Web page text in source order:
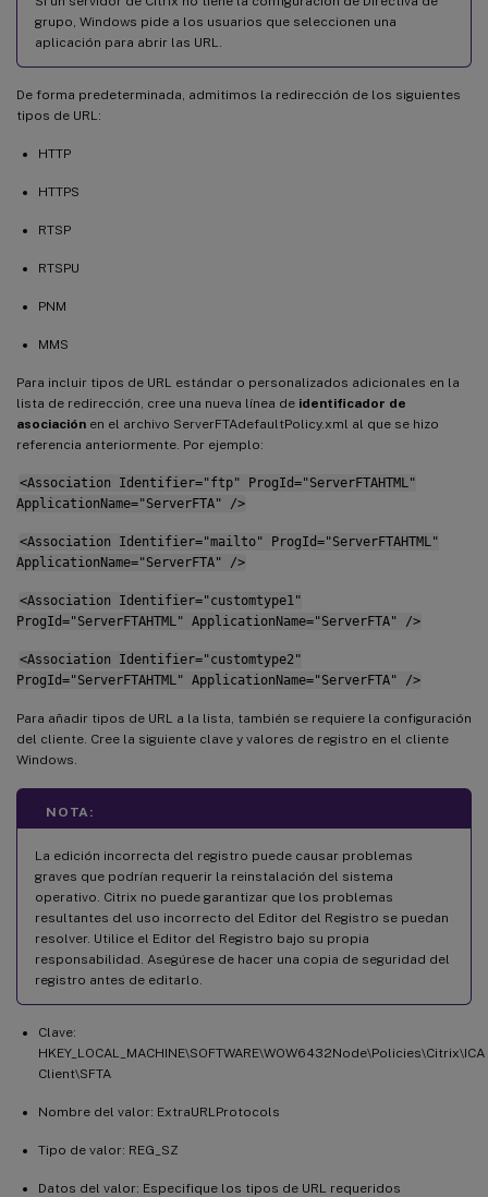
grupo, Windows pide a los usuarios que seleccionen una
aplicación para abrir las URL.
De forma predeterminada, admitimos la redirección de los siguientes
tipos de URL:
HTTP
HTTPS
RTSP
RTSPU
PNM
MMS
Para incluir tipos de URL estándar o personalizados adicionales en la
lista de redirección, cree una nueva línea de identificador de
asociación en el archivo ServerFTAdefaultPolicy.xml al que se hizo
referencia anteriormente. Por ejemplo:
<Association Identifier="ftp" ProgId="ServerFTAHTML"
ApplicationName="ServerFTA" />
<Association Identifier="mailto" ProgId="ServerFTAHTML"
ApplicationName="ServerFTA" />
<Association Identifier="customtype1"
ProgId="ServerFTAHTML" ApplicationName="ServerFTA" />
<Association Identifier="customtype2"
ProgId="ServerFTAHTML" ApplicationName="ServerFTA" />
Para añadir tipos de URL a la lista, también se requiere la configuración
del cliente. Cree la siguiente clave y valores de registro en el cliente
Windows.
NOTA:
La edición incorrecta del registro puede causar problemas
graves que podrían requerir la reinstalación del sistema
operativo. Citrix no puede garantizar que los problemas
resultantes del uso incorrecto del Editor del Registro se puedan
resolver. Utilice el Editor del Registro bajo su propia
responsabilidad. Asegúrese de hacer una copia de seguridad del
registro antes de editarlo.
Clave:
HKEY_LOCAL_MACHINE\SOFTWARE\WOW6432Node\Policies\Citrix\ICA
Client\SFTA
Nombre del valor: ExtraURLProtocols
Tipo de valor: REG_SZ
Datos del valor: Especifique los tipos de URL requeridos